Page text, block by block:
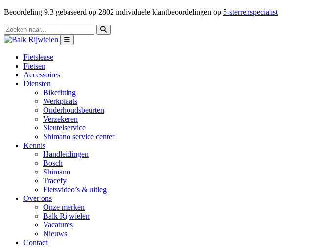
Beoordeling 9.3 gebaseerd op 2802 individuele klantbeoordelingen op 5-sterrenspecialist
Fietslease
Fietsen
Accessoires
Diensten
Bikefitting
Werkplaats
Onderhoudsbeurten
Verzekeren
Sleutelservice
Shimano service center
Kennis
Handleidingen
Bosch
Shimano
Tracefy
Fietsvideo’s & uitleg
Over ons
Onze merken
Balk Rijwielen
Vacatures
Nieuws
Contact